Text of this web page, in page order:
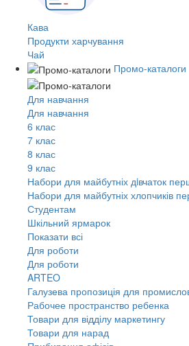
Кава
Продукти харчування
Чай
Промо-каталоги
Для навчання
Для навчання
6 клас
7 клас
8 клас
9 клас
Набори для майбутніх дiвчаток
Набори для майбутніх хлопчиків
Студентам
Шкільний ярмарок
Показати всі
Для роботи
Для роботи
ARTEO
Галузева пропозиція для
Рабочее пространство ребенка
Товари для відділу маркетингу
Товари для нарад